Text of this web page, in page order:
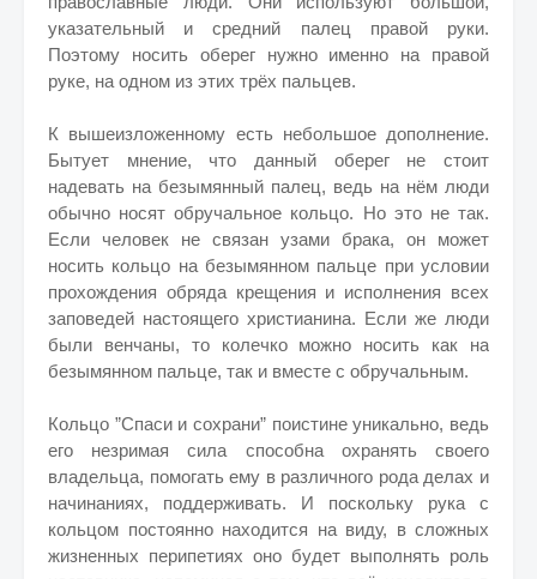
указательный и средний палец правой руки.
Поэтому носить оберег нужно именно на правой
руке, на одном из этих трёх пальцев.
К вышеизложенному есть небольшое дополнение.
Бытует мнение, что данный оберег не стоит
надевать на безымянный палец, ведь на нём люди
обычно носят обручальное кольцо. Но это не так.
Если человек не связан узами брака, он может
носить кольцо на безымянном пальце при условии
прохождения обряда крещения и исполнения всех
заповедей настоящего христианина. Если же люди
были венчаны, то колечко можно носить как на
безымянном пальце, так и вместе с обручальным.
Кольцо ”Спаси и сохрани” поистине уникально, ведь
его незримая сила способна охранять своего
владельца, помогать ему в различного рода делах и
начинаниях, поддерживать. И поскольку рука с
кольцом постоянно находится на виду, в сложных
жизненных перипетиях оно будет выполнять роль